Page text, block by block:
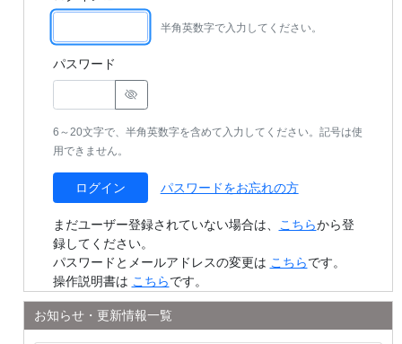
半角英数字で入力してください。
パスワード
6～20文字で、半角英数字を含めて入力してください。記号は使
用できません。
ログイン パスワードをお忘れの方
まだユーザー登録されていない場合は、 こちらから登
録してください。
パスワードとメールアドレスの変更は こちらです。
操作説明書は こちらです。
お知らせ・更新情報一覧